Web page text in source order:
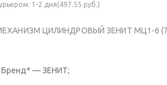
1-2 дня(497.55 руб.)
ЦИЛИНДРОВЫЙ ЗЕНИТ МЦ1-6
Бренд* — ЗЕНИТ;